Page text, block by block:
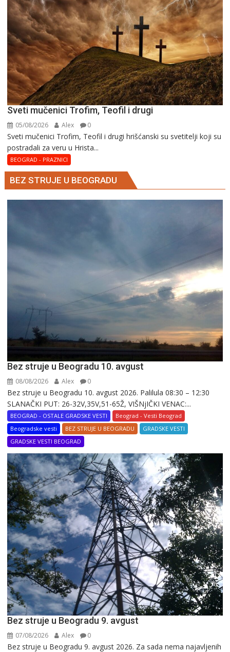
Sveti mučenici Trofim, Teofil i drugi
05/08/2026 Alex 0
Sveti mučenici Trofim, Teofil i drugi hrišćanski su svetitelji koji su
postradali za veru u Hrista...
BEOGRAD - PRAZNICI
BEZ STRUJE U BEOGRADU
Bez struje u Beogradu 10. avgust
08/08/2026 Alex 0
Bez struje u Beogradu 10. avgust 2026. Palilula 08:30 – 12:30
SLANAČKI PUT: 26-32V,35V,51-65Ž, VIŠNjIČKI VENAC:...
BEOGRAD - OSTALE GRADSKE VESTI
Beograd - Vesti Beograd
Beogradske vesti
BEZ STRUJE U BEOGRADU
GRADSKE VESTI
GRADSKE VESTI BEOGRAD
Bez struje u Beogradu 9. avgust
07/08/2026 Alex 0
Bez struje u Beogradu 9. avgust 2026. Za sada nema najavljenih